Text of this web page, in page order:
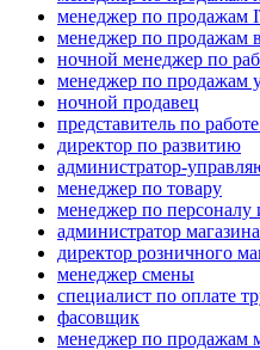
менеджер по продажам
менеджер по продажам
ночной менеджер по
менеджер по продажам
ночной продавец
представитель по
директор по развитию
администратор-
менеджер по товару
менеджер по персоналу
администратор
директор розничного
менеджер смены
специалист по оплате
фасовщик
менеджер по продажам